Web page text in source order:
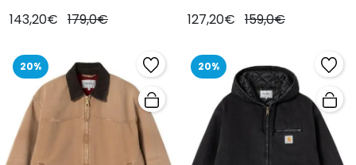
143,20€ 179,0€ 127,20€ 159,0€
20% 20%